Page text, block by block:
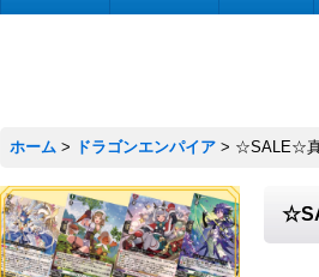
ホーム > ドラゴンエンパイア > ☆SALE☆真